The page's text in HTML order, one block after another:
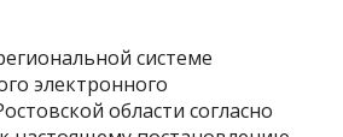
системе
электронного
области согласно